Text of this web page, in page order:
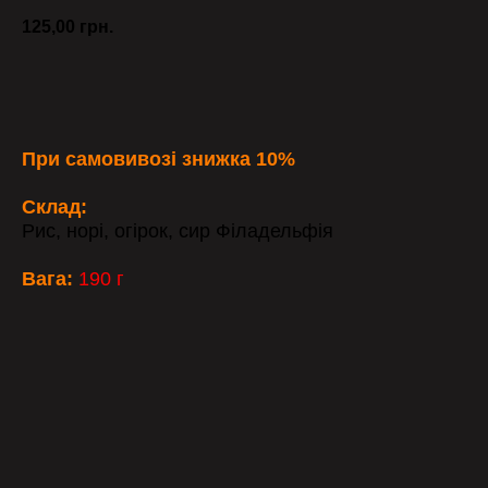
125,00 грн.
При самовивозі знижка 10%
Склад:
Рис, норі, огірок, сир Філадельфія
Вага: 190 г